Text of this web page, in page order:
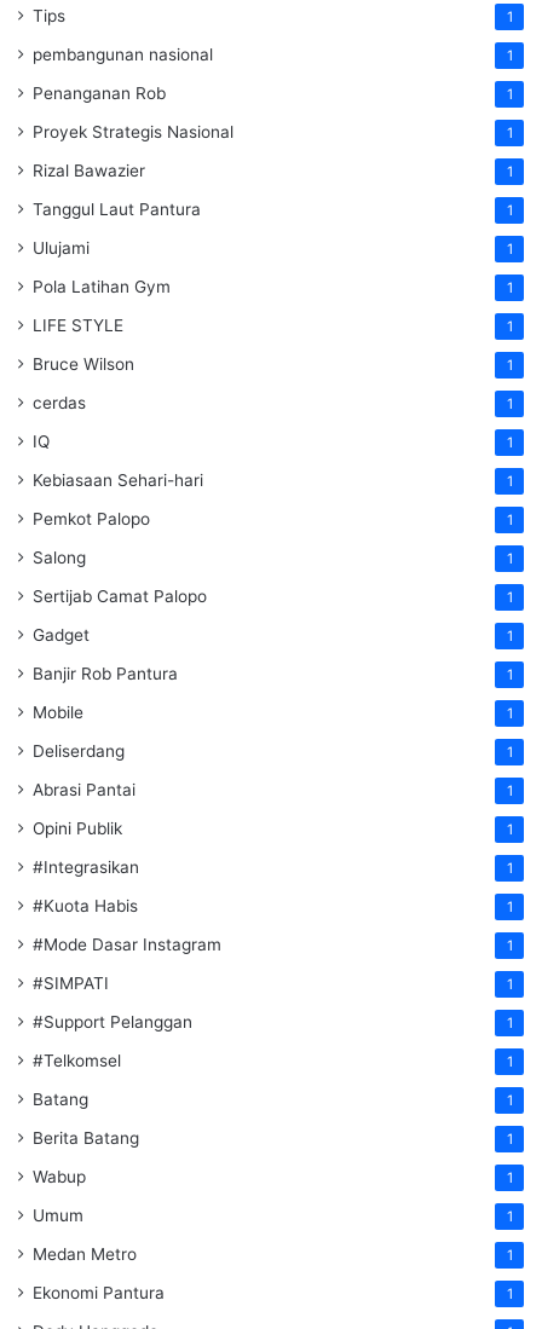
Tips 1
pembangunan nasional 1
Penanganan Rob 1
Proyek Strategis Nasional 1
Rizal Bawazier 1
Tanggul Laut Pantura 1
Ulujami 1
Pola Latihan Gym 1
LIFE STYLE 1
Bruce Wilson 1
cerdas 1
IQ 1
Kebiasaan Sehari-hari 1
Pemkot Palopo 1
Salong 1
Sertijab Camat Palopo 1
Gadget 1
Banjir Rob Pantura 1
Mobile 1
Deliserdang 1
Abrasi Pantai 1
Opini Publik 1
#Integrasikan 1
#Kuota Habis 1
#Mode Dasar Instagram 1
#SIMPATI 1
#Support Pelanggan 1
#Telkomsel 1
Batang 1
Berita Batang 1
Wabup 1
Umum 1
Medan Metro 1
Ekonomi Pantura 1